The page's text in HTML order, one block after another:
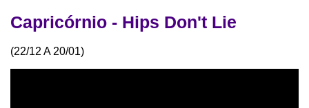
Capricórnio - Hips Don't Lie
(22/12 A 20/01)